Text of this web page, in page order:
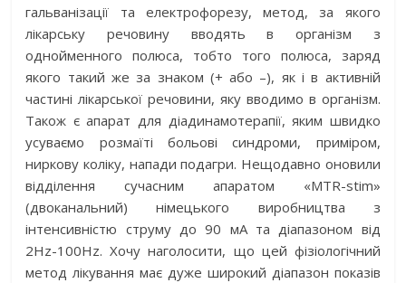
гальванізації та електрофорезу, метод, за якого
лікарську речовину вводять в організм з
однойменного полюса, тобто того полюса, заряд
якого такий же за знаком (+ або –), як і в активній
частині лікарської речовини, яку вводимо в організм.
Також є апарат для діадинамотерапії, яким швидко
усуваємо розмаїті больові синдроми, приміром,
ниркову коліку, напади подагри. Нещодавно оновили
відділення сучасним апаратом «MTR-stim»
(двоканальний) німецького виробництва з
інтенсивністю струму до 90 мА та діапазоном від
2Hz-100Hz. Хочу наголосити, що цей фізіологічний
метод лікування має дуже широкий діапазон показів